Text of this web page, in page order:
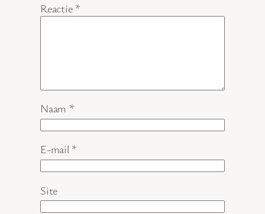
Reactie *
Naam *
E-mail *
Site